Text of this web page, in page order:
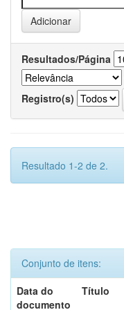
Resultados/Página
Registro(s)
Resultado 1-2 de 2.
Conjunto de itens:
Data do
documento
Título